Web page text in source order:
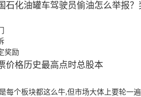
石化油罐车驾驶员偷油怎么举报？
奖励
价格历史最高点时总股本
每个板块都这么牛,但市场大体上要轮一遍